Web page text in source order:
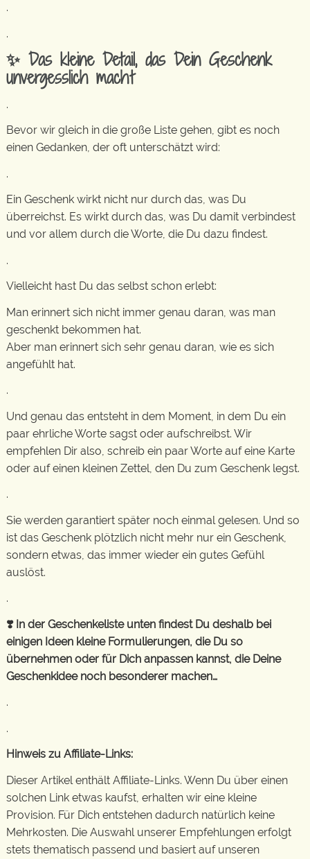
.
.
✨ Das kleine Detail, das Dein Geschenk
unvergesslich macht
.
Bevor wir gleich in die große Liste gehen, gibt es noch
einen Gedanken, der oft unterschätzt wird:
.
Ein Geschenk wirkt nicht nur durch das, was Du
überreichst. Es wirkt durch das, was Du damit verbindest
und vor allem durch die Worte, die Du dazu findest.
.
Vielleicht hast Du das selbst schon erlebt:
Man erinnert sich nicht immer genau daran, was man
geschenkt bekommen hat.
Aber man erinnert sich sehr genau daran, wie es sich
angefühlt hat.
.
Und genau das entsteht in dem Moment, in dem Du ein
paar ehrliche Worte sagst oder aufschreibst. Wir
empfehlen Dir also, schreib ein paar Worte auf eine Karte
oder auf einen kleinen Zettel, den Du zum Geschenk legst.
.
Sie werden garantiert später noch einmal gelesen. Und so
ist das Geschenk plötzlich nicht mehr nur ein Geschenk,
sondern etwas, das immer wieder ein gutes Gefühl
auslöst.
.
❣️ In der Geschenkeliste unten findest Du deshalb bei
einigen Ideen kleine Formulierungen, die Du so
übernehmen oder für Dich anpassen kannst, die Deine
Geschenkidee noch besonderer machen…
.
.
Hinweis zu Affiliate-Links:
Dieser Artikel enthält Affiliate-Links. Wenn Du über einen
solchen Link etwas kaufst, erhalten wir eine kleine
Provision. Für Dich entstehen dadurch natürlich keine
Mehrkosten. Die Auswahl unserer Empfehlungen erfolgt
stets thematisch passend und basiert auf unseren